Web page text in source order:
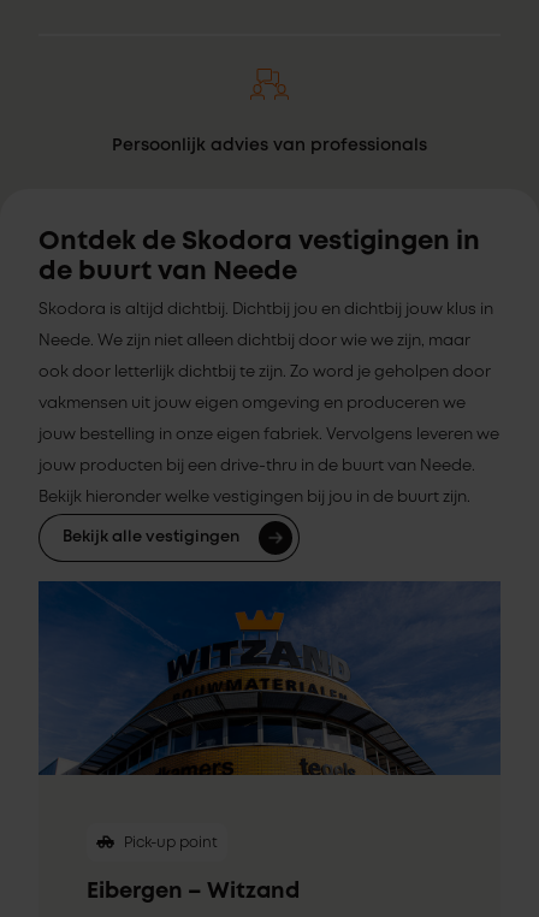
Persoonlijk advies van professionals
Ontdek de Skodora vestigingen in
de buurt van Neede
Skodora is altijd dichtbij. Dichtbij jou en dichtbij jouw klus in
Neede. We zijn niet alleen dichtbij door wie we zijn, maar
ook door letterlijk dichtbij te zijn. Zo word je geholpen door
vakmensen uit jouw eigen omgeving en produceren we
jouw bestelling in onze eigen fabriek. Vervolgens leveren we
jouw producten bij een drive-thru in de buurt van Neede.
Bekijk hieronder welke vestigingen bij jou in de buurt zijn.
Bekijk alle vestigingen
Pick-up point
Eibergen – Witzand